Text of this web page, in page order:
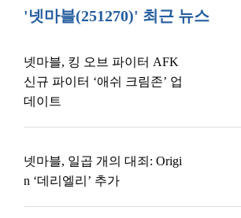
'넷마블(251270)' 최근 뉴스
넷마블, 킹 오브 파이터 AFK
신규 파이터 ‘애쉬 크림존’ 업
데이트
넷마블, 일곱 개의 대죄: Origi
n ‘데리엘리’ 추가